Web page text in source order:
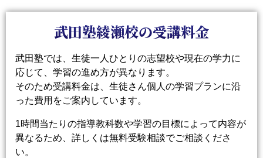
武田塾綾瀬校の受講料金
武田塾では、生徒一人ひとりの志望校や現在の学力に
応じて、学習の進め方が異なります。
そのため受講料金は、生徒さん個人の学習プランに沿
った費用をご案内しています。
1時間当たりの指導教科数や学習の目標によって内容が
異なるため、詳しくは無料受験相談でご相談くださ
い。